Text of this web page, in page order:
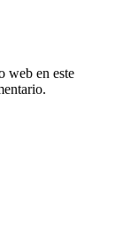
web en este